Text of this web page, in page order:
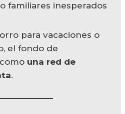
familiares inesperados
para vacaciones o
el fondo de
una red de
.